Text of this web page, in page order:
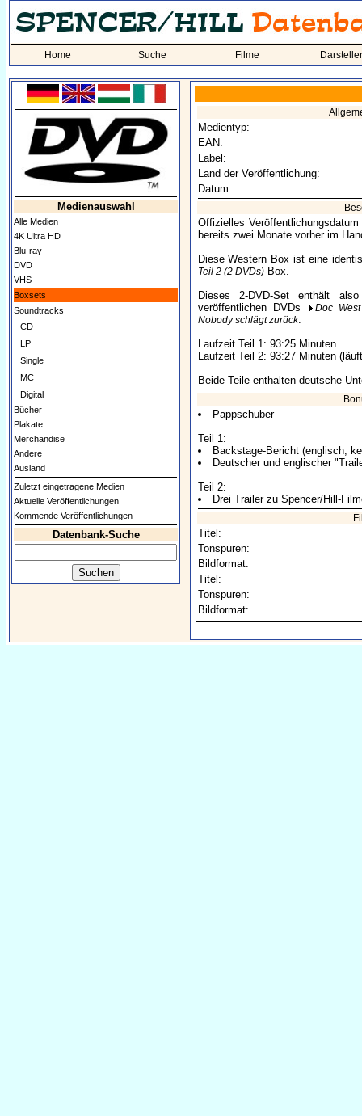
Home Suche Filme Darsteller
Medienauswahl
Alle Medien
4K Ultra HD
Blu-ray
DVD
VHS
Boxsets
Soundtracks
CD
LP
Single
MC
Digital
Bücher
Plakate
Merchandise
Andere
Ausland
Zuletzt eingetragene Medien
Aktuelle Veröffentlichungen
Kommende Veröffentlichungen
Datenbank-Suche
Medientyp:
EAN:
Label:
Land der Veröffentlichung:
Datum
Offizielles
bereits zwei Monate vorher im
Diese Western Box ist eine
Teil 2 (2 DVDs)-Box.
Dieses 2-DVD-Set enthält
veröffentlichen DVDs
Doc
Nobody schlägt zurück.
Laufzeit Teil 1: 93:25 Minuten
Laufzeit Teil 2: 93:27 Minuten
Beide Teile enthalten deutsche
Pappschuber
Teil 1:
Backstage-Bericht (englisch,
Deutscher und englischer
Teil 2:
Drei Trailer zu Spencer/Hill-
Titel:
Tonspuren:
Bildformat:
Titel:
Tonspuren:
Bildformat: